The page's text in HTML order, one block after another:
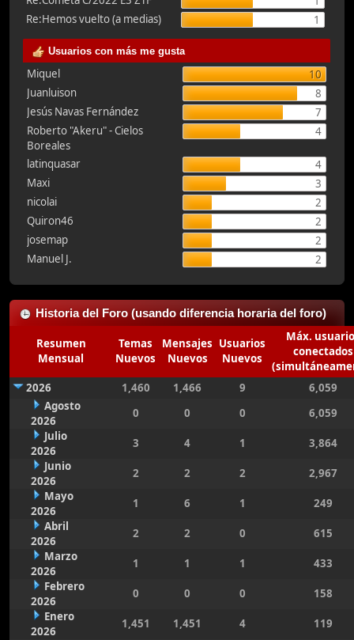
Re:Hemos vuelto (a medias)
1
Usuarios con más me gusta
Miquel
10
Juanluison
8
Jesús Navas Fernández
7
Roberto "Akeru" - Cielos
Boreales
4
latinquasar
4
Maxi
3
nicolai
2
Quiron46
2
josemap
2
Manuel J.
2
Historia del Foro (usando diferencia horaria del foro)
Resumen
Mensual
Temas
Nuevos
Mensajes
Nuevos
Usuarios
Nuevos
Máx.
conectados
2026
1,460 1,466 9
6,059
Agosto
2026
0 0 0
6,059
Julio
2026
3 4 1
3,864
Junio
2026
2 2 2
2,967
Mayo
2026
1 6 1
249
Abril
2026
2 2 0
615
Marzo
2026
1 1 1
433
Febrero
2026
0 0 0
158
Enero
2026
1,451 1,451 4
119